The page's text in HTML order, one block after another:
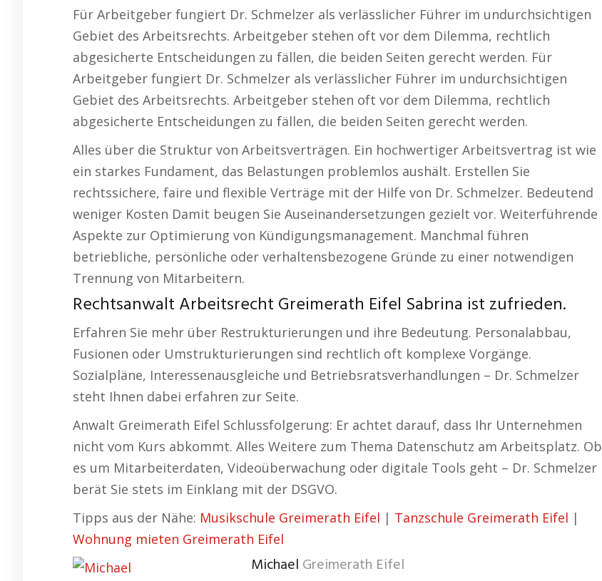
Für Arbeitgeber fungiert Dr. Schmelzer als verlässlicher Führer im undurchsichtigen
Gebiet des Arbeitsrechts. Arbeitgeber stehen oft vor dem Dilemma, rechtlich
abgesicherte Entscheidungen zu fällen, die beiden Seiten gerecht werden. Für
Arbeitgeber fungiert Dr. Schmelzer als verlässlicher Führer im undurchsichtigen
Gebiet des Arbeitsrechts. Arbeitgeber stehen oft vor dem Dilemma, rechtlich
abgesicherte Entscheidungen zu fällen, die beiden Seiten gerecht werden.
Alles über die Struktur von Arbeitsverträgen. Ein hochwertiger Arbeitsvertrag ist wie
ein starkes Fundament, das Belastungen problemlos aushält. Erstellen Sie
rechtssichere, faire und flexible Verträge mit der Hilfe von Dr. Schmelzer. Bedeutend
weniger Kosten Damit beugen Sie Auseinandersetzungen gezielt vor. Weiterführende
Aspekte zur Optimierung von Kündigungsmanagement. Manchmal führen
betriebliche, persönliche oder verhaltensbezogene Gründe zu einer notwendigen
Trennung von Mitarbeitern.
Rechtsanwalt Arbeitsrecht Greimerath Eifel Sabrina ist zufrieden.
Erfahren Sie mehr über Restrukturierungen und ihre Bedeutung. Personalabbau,
Fusionen oder Umstrukturierungen sind rechtlich oft komplexe Vorgänge.
Sozialpläne, Interessenausgleiche und Betriebsratsverhandlungen – Dr. Schmelzer
steht Ihnen dabei erfahren zur Seite.
Anwalt Greimerath Eifel Schlussfolgerung: Er achtet darauf, dass Ihr Unternehmen
nicht vom Kurs abkommt. Alles Weitere zum Thema Datenschutz am Arbeitsplatz. Ob
es um Mitarbeiterdaten, Videoüberwachung oder digitale Tools geht – Dr. Schmelzer
berät Sie stets im Einklang mit der DSGVO.
Tipps aus der Nähe: Musikschule Greimerath Eifel | Tanzschule Greimerath Eifel |
Wohnung mieten Greimerath Eifel
Michael Greimerath Eifel